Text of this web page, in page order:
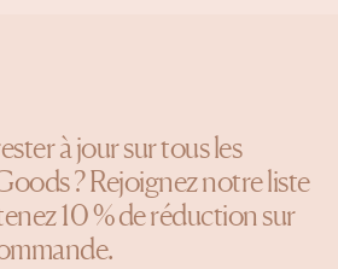
à jour sur tous les
? Rejoignez notre liste
10 % de réduction sur